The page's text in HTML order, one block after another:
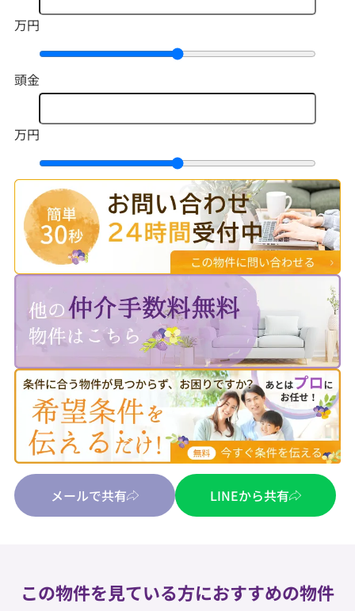
万円
頭金
万円
メールで共有 LINEから共有
この物件を見ている方におすすめの物件